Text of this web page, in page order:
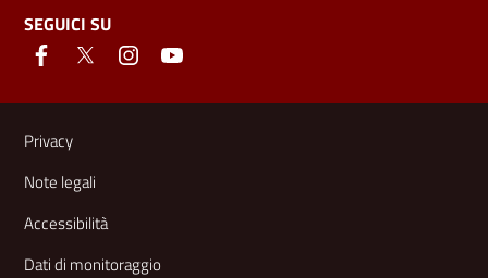
SEGUICI SU
Link e informazioni utili
Privacy
Note legali
Accessibilità
Dati di monitoraggio